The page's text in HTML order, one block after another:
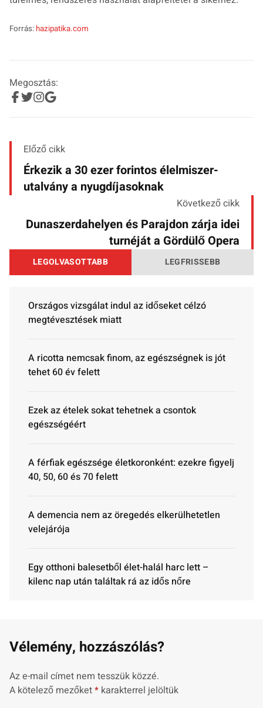
Forrás: hazipatika.com
Megosztás:
Előző cikk
Érkezik a 30 ezer forintos élelmiszer-
utalvány a nyugdíjasoknak
Következő cikk
Dunaszerdahelyen és Parajdon zárja idei
turnéját a Gördülő Opera
LEGOLVASOTTABB LEGFRISSEBB
Országos vizsgálat indul az időseket célzó
megtévesztések miatt
A ricotta nemcsak finom, az egészségnek is jót
tehet 60 év felett
Ezek az ételek sokat tehetnek a csontok
egészségéért
A férfiak egészsége életkoronként: ezekre figyelj
40, 50, 60 és 70 felett
A demencia nem az öregedés elkerülhetetlen
velejárója
Egy otthoni balesetből élet-halál harc lett –
kilenc nap után találtak rá az idős nőre
Vélemény, hozzászólás?
Az e-mail címet nem tesszük közzé.
A kötelező mezőket* karakterrel jelöltük